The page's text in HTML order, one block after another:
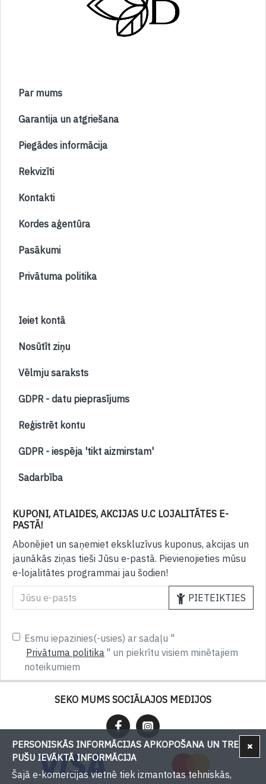
Par mums
Garantija un atgriešana
Piegādes informācija
Rekvizīti
Kontakti
Kordes aģentūra
Pasākumi
Privātuma politika
Ieiet kontā
Nosūtīt ziņu
Vēlmju saraksts
GDPR - datu pieprasījums
Reģistrēt kontu
GDPR - iespēja 'tikt aizmirstam'
Sadarbība
KUPONI, ATLAIDES, AKCIJAS U.C LOJALITĀTES E-
PASTĀ!
Abonējiet un saņemiet ekskluzīvus kuponus, akcijas un
jaunākās ziņas tieši Jūsu e-pastā. Pievienojieties mūsu
e-lojalitātes programmai jau šodien!
PIETEIKTIES
Esmu iepazinies(-usies) ar sadaļu "
Privātuma politika " un piekrītu visiem minētajiem
noteikumiem
SEKO MUMS SOCIĀLAJOS MEDIJOS
PERSONISKĀS INFORMĀCIJAS APKOPOŠANA UN TREŠU
PUŠU IEVĀKTĀ INFORMĀCIJA
Šajā e-komercijas vietnē tiek izmantotas tehniskās,